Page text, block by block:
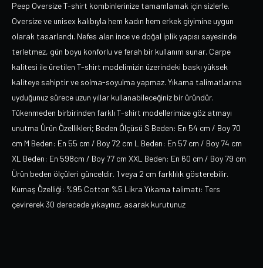
Peep Oversize T-shirt kombinlerinize tamamlamak için sizlerle.
Oversize ve unisex kalıbıyla hem kadın hem erkek giyimine uygun
olarak tasarlandı. Nefes alan ince ve doğal iplik yapısı sayesinde
terletmez, gün boyu konforlu ve ferah bir kullanım sunar. Carpe
kalitesi ile üretilen T-shirt modelimizin üzerindeki baskı yüksek
kaliteye sahiptir ve solma-soyulma yapmaz. Yıkama talimatlarına
uyduğunuz sürece uzun yıllar kullanabileceğiniz bir üründür.
Tükenmeden birbirinden farklı T-shirt modellerimize göz atmayı
unutma Ürün Özellikleri; Beden Ölçüsü S Beden: En 54 cm / Boy 70
cm M Beden: En 55 cm / Boy 72 cm L Beden: En 57 cm / Boy 74 cm
XL Beden: En 598cm / Boy 77 cm XXL Beden: En 60 cm / Boy 79 cm
Ürün beden ölçüleri günceldir. 1 veya 2 cm farklılık gösterebilir.
Kumaş Özelliği: %95 Cotton %5 Likra Yıkama talimatı: Ters
çevirerek 30 derecede yıkayınız, asarak kurutunuz